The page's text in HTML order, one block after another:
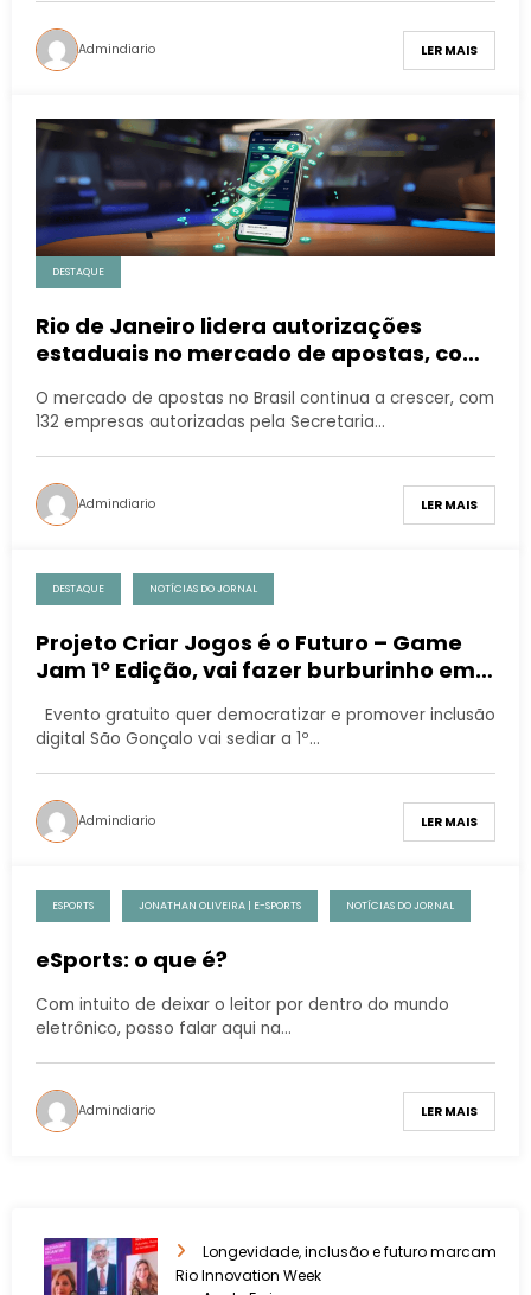
Admindiario LER MAIS
DESTAQUE
Rio de Janeiro lidera autorizações
estaduais no mercado de apostas, com
O mercado de apostas no Brasil continua a crescer, com
132 empresas autorizadas pela Secretaria…
Admindiario LER MAIS
DESTAQUE NOTÍCIAS DO JORNAL
Projeto Criar Jogos é o Futuro – Game
Jam 1º Edição, vai fazer burburinho em
Evento gratuito quer democratizar e promover inclusão
digital São Gonçalo vai sediar a 1º…
Admindiario LER MAIS
ESPORTS JONATHAN OLIVEIRA | E-SPORTS NOTÍCIAS DO JORNAL
eSports: o que é?
Com intuito de deixar o leitor por dentro do mundo
eletrônico, posso falar aqui na…
Admindiario LER MAIS
Longevidade, inclusão e futuro marcam
Rio Innovation Week